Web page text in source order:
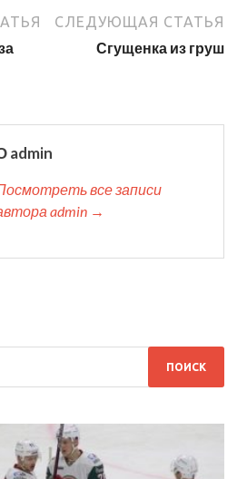
СЛЕДУЮЩАЯ СТАТЬЯ
Сгущенка из груш
admin
все записи
admin →